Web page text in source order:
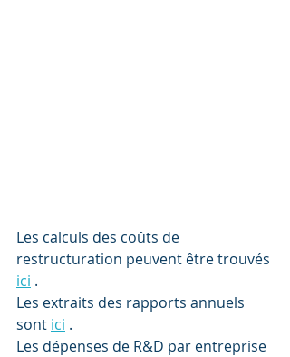
Les calculs des coûts de
restructuration peuvent être trouvés
ici .
Les extraits des rapports annuels
sont ici .
Les dépenses de R&D par entreprise